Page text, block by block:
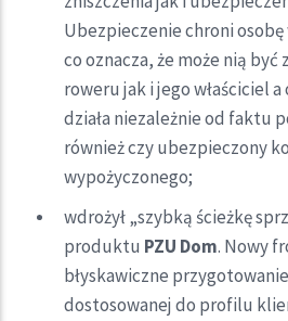
Ubezpieczenie chroni
co oznacza, że może nią
roweru jak i jego właściciel a
działa niezależnie od faktu
również czy ubezpieczony
wypożyczonego;
wdrożył „szybką ścieżkę
produktu PZU Dom. Nowy
błyskawiczne
dostosowanej do profilu